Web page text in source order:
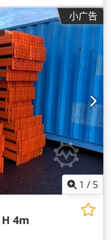
小广告
1 / 5
H 4m